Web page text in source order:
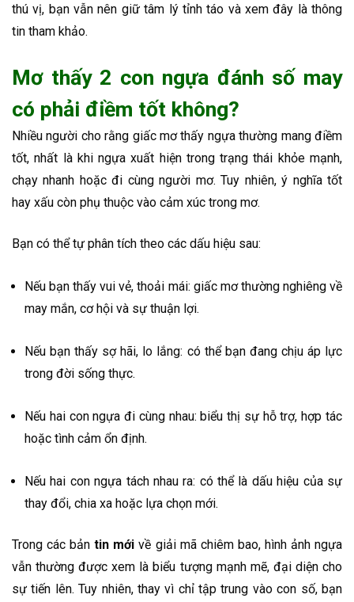
thú vị, bạn vẫn nên giữ tâm lý tỉnh táo và xem đây là thông
tin tham khảo.
Mơ thấy 2 con ngựa đánh số may
có phải điềm tốt không?
Nhiều người cho rằng giấc mơ thấy ngựa thường mang điềm
tốt, nhất là khi ngựa xuất hiện trong trạng thái khỏe mạnh,
chạy nhanh hoặc đi cùng người mơ. Tuy nhiên, ý nghĩa tốt
hay xấu còn phụ thuộc vào cảm xúc trong mơ.
Bạn có thể tự phân tích theo các dấu hiệu sau:
Nếu bạn thấy vui vẻ, thoải mái: giấc mơ thường nghiêng về
may mắn, cơ hội và sự thuận lợi.
Nếu bạn thấy sợ hãi, lo lắng: có thể bạn đang chịu áp lực
trong đời sống thực.
Nếu hai con ngựa đi cùng nhau: biểu thị sự hỗ trợ, hợp tác
hoặc tình cảm ổn định.
Nếu hai con ngựa tách nhau ra: có thể là dấu hiệu của sự
thay đổi, chia xa hoặc lựa chọn mới.
Trong các bảntin mới về giải mã chiêm bao, hình ảnh ngựa
vẫn thường được xem là biểu tượng mạnh mẽ, đại diện cho
sự tiến lên. Tuy nhiên, thay vì chỉ tập trung vào con số, bạn